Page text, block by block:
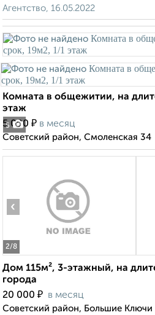
Агентство, 16.05.2022
5
Комната в общежитии, на
этаж
5 000 ₽ в месяц
Советский район, Смоленская 34
2/8
‹
Дом 115м², 3-этажный, на
города
20 000 ₽ в месяц
Советский район, Большие Ключи